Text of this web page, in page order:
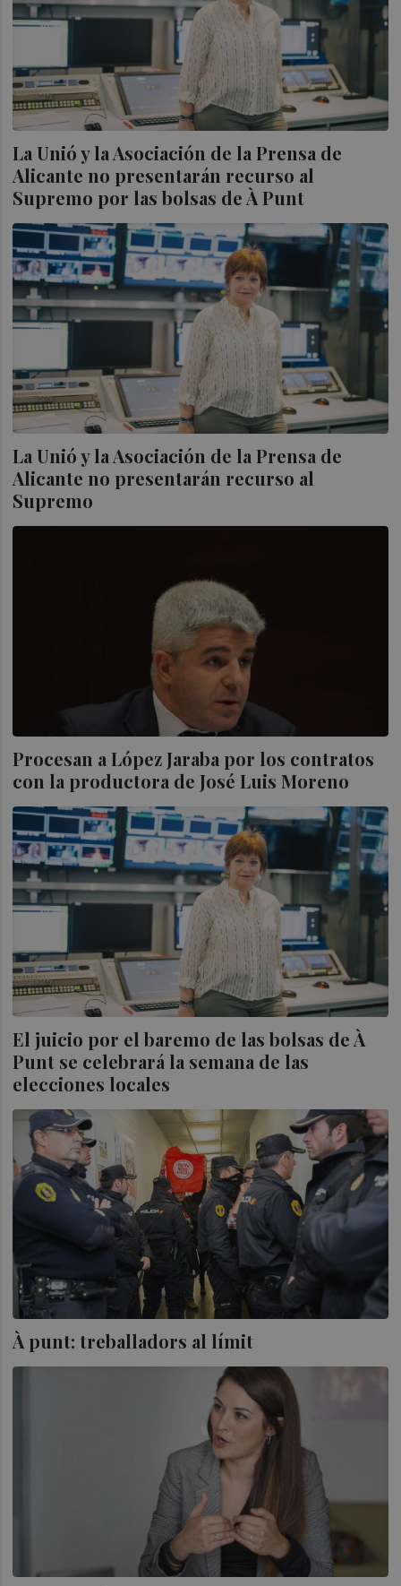
La Unió y la Asociación de la Prensa de
Alicante no presentarán recurso al
Supremo por las bolsas de À Punt
La Unió y la Asociación de la Prensa de
Alicante no presentarán recurso al
Supremo
Procesan a López Jaraba por los contratos
con la productora de José Luis Moreno
El juicio por el baremo de las bolsas de À
Punt se celebrará la semana de las
elecciones locales
À punt: treballadors al límit